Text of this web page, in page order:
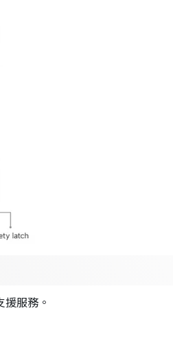
服務。